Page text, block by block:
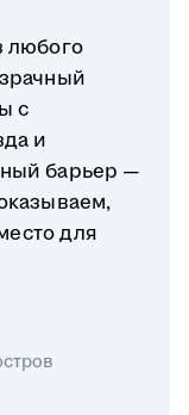
любого
с
и
барьер —
для